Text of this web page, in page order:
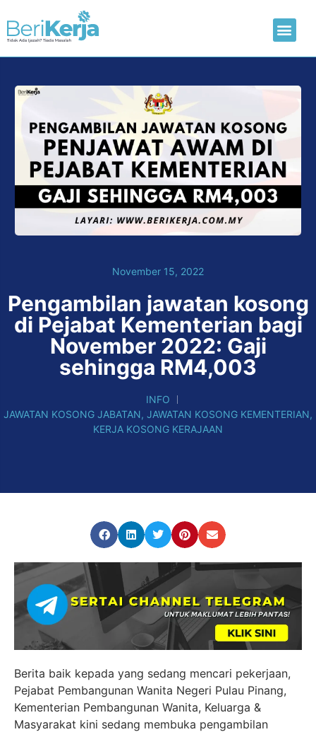
November 15, 2022
Pengambilan jawatan kosong
di Pejabat Kementerian bagi
November 2022: Gaji
sehingga RM4,003
INFO
JAWATAN KOSONG JABATAN, JAWATAN KOSONG KEMENTERIAN,
KERJA KOSONG KERAJAAN
Berita baik kepada yang sedang mencari pekerjaan,
Pejabat Pembangunan Wanita Negeri Pulau Pinang,
Kementerian Pembangunan Wanita, Keluarga &
Masyarakat kini sedang membuka pengambilan